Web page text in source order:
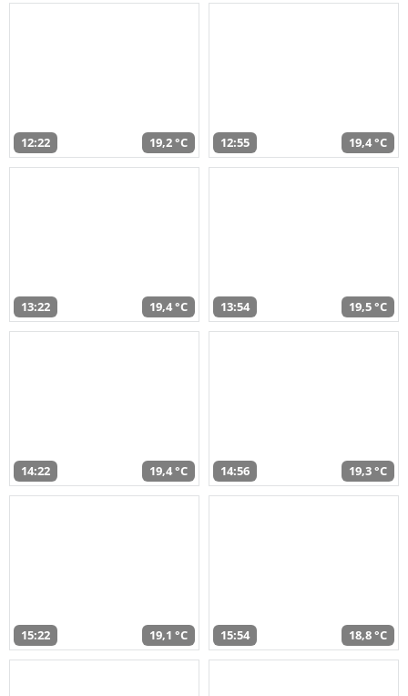
12:22 19,2 °C 12:55 19,4 °C
13:22 19,4 °C 13:54 19,5 °C
14:22 19,4 °C 14:56 19,3 °C
15:22 19,1 °C 15:54 18,8 °C